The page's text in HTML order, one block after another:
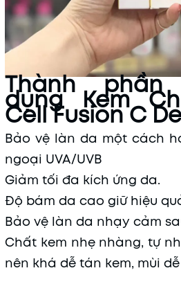
Thành
dụng Kem
Cell Fusion C
Bảo vệ làn da một cách
ngoại UVA/UVB
Giảm tối đa kích ứng da.
Độ bám da cao giữ hiệu
Bảo vệ làn da nhạy cảm
Chất kem nhẹ nhàng, tự
nên khá dễ tán kem, mùi